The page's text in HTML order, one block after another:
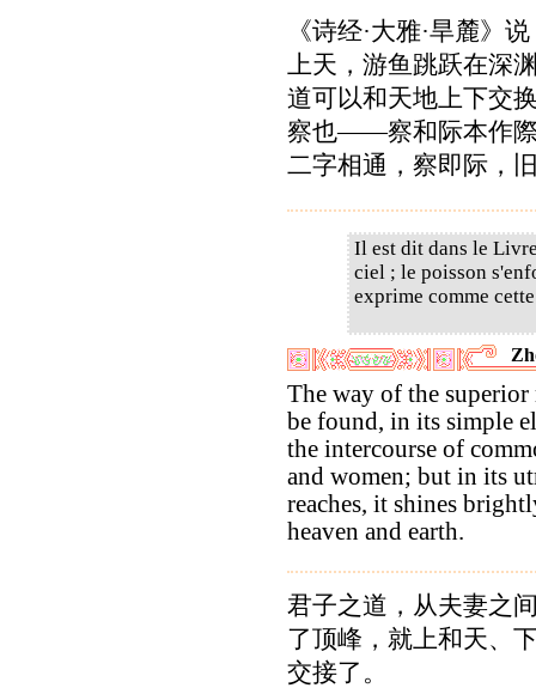
《诗经·大雅·旱麓》
上天，游鱼跳跃在深
道可以和天地上下交
察也——察和际本作
二字相通，察即际，
Il est dit dans le
ciel ; le poisson
exprime comme
The way of the superior
be found, in its simple
the intercourse of
and women; but in its
reaches, it shines
heaven and earth.
君子之道，从夫妻之
了顶峰，就上和天、
交接了。